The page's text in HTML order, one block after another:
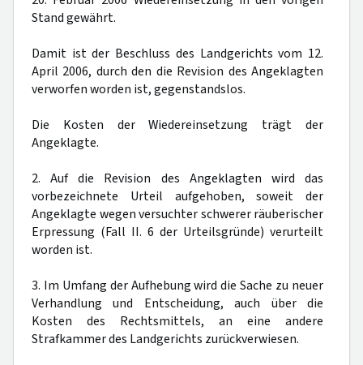
Stand gewährt.
Damit ist der Beschluss des Landgerichts vom 12.
April 2006, durch den die Revision des Angeklagten
verworfen worden ist, gegenstandslos.
Die Kosten der Wiedereinsetzung trägt der
Angeklagte.
2. Auf die Revision des Angeklagten wird das
vorbezeichnete Urteil aufgehoben, soweit der
Angeklagte wegen versuchter schwerer räuberischer
Erpressung (Fall II. 6 der Urteilsgründe) verurteilt
worden ist.
3. Im Umfang der Aufhebung wird die Sache zu neuer
Verhandlung und Entscheidung, auch über die
Kosten des Rechtsmittels, an eine andere
Strafkammer des Landgerichts zurückverwiesen.